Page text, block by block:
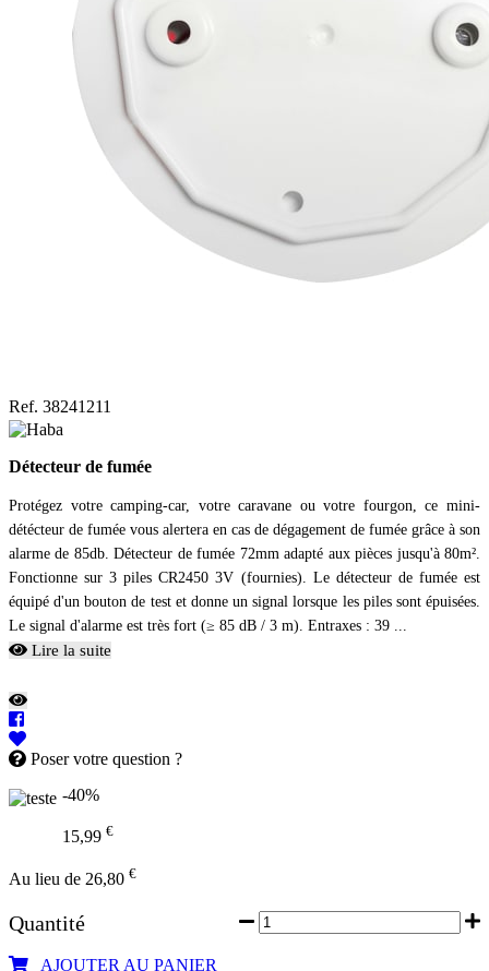
Ref. 38241211
Détecteur de fumée
Protégez votre camping-car, votre caravane ou votre fourgon, ce mini-
détécteur de fumée vous alertera en cas de dégagement de fumée grâce à son
alarme de 85db. Détecteur de fumée 72mm adapté aux pièces jusqu'à 80m².
Fonctionne sur 3 piles CR2450 3V (fournies). Le détecteur de fumée est
équipé d'un bouton de test et donne un signal lorsque les piles sont épuisées.
Le signal d'alarme est très fort (≥ 85 dB / 3 m). Entraxes : 39 ...
Lire la suite
Poser votre question ?
-40%
15,99 €
Au lieu de 26,80 €
Quantité
AJOUTER AU PANIER